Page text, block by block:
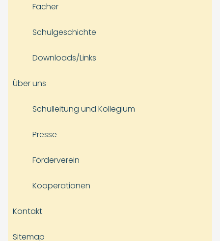
Fächer
Schulgeschichte
Downloads/Links
Über uns
Schulleitung und Kollegium
Presse
Förderverein
Kooperationen
Kontakt
Sitemap